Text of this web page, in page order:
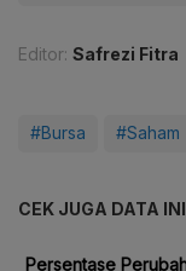
Editor: Safrezi Fitra
#Bursa #Saham
CEK JUGA DATA INI